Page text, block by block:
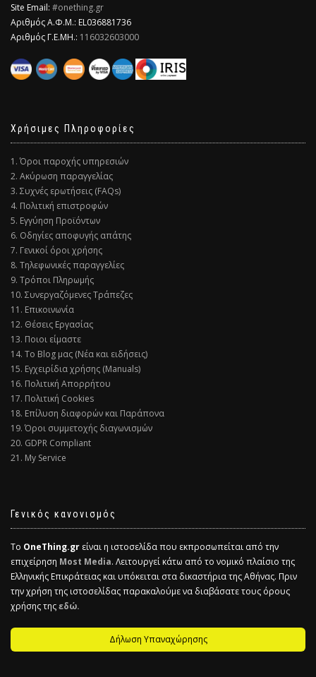
Site Email: #onething.gr
Αριθμός Α.Φ.Μ.: EL036881736
Αριθμός Γ.Ε.ΜΗ.: 116032603000
Χρήσιμες Πληροφορίες
1. Όροι παροχής υπηρεσιών
2. Ακύρωση παραγγελίας
3. Συχνές ερωτήσεις (FAQs)
4. Πολιτική επιστροφών
5. Εγγύηση Προϊόντων
6. Οδηγίες αποφυγής απάτης
7. Γενικοί όροι χρήσης
8. Τηλεφωνικές παραγγελίες
9. Τρόποι Πληρωμής
10. Συνεργαζόμενες Τράπεζες
11. Επικοινωνία
12. Θέσεις Εργασίας
13. Ποιοι είμαστε
14. Το Blog μας (Νέα και ειδήσεις)
15. Εγχειρίδια χρήσης (Manuals)
16. Πολιτική Απορρήτου
17. Πολιτική Cookies
18. Επίλυση διαφορών και Παράπονα
19. Όροι συμμετοχής διαγωνισμών
20. GDPR Compliant
21. My Service
Γενικός κανονισμός
Το OneThing.gr είναι η ιστοσελίδα που εκπροσωπείται από την
επιχείρηση Most Media. Λειτουργεί κάτω από το νομικό πλαίσιο της
Ελληνικής Επικράτειας και υπόκειται στα δικαστήρια της Αθήνας. Πριν
την χρήση της ιστοσελίδας παρακαλούμε να διαβάσατε τους όρους
χρήσης τηςεδώ.
Δήλωση Υπαναχώρησης